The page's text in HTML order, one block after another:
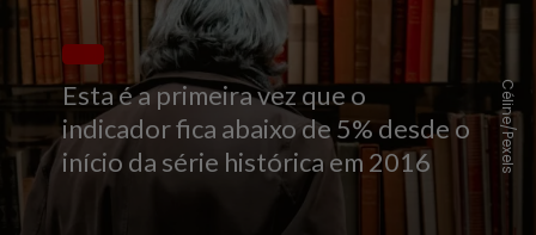
Esta é a primeira vez que o
indicador fica abaixo de 5% desde o
início da série histórica em 2016
Céline/Pexels